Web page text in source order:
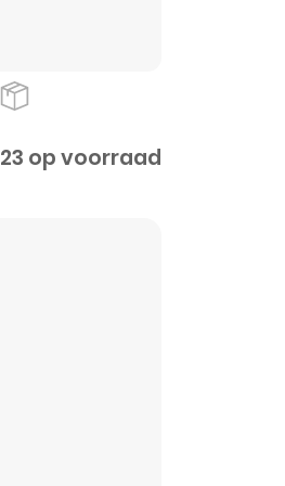
23 op voorraad